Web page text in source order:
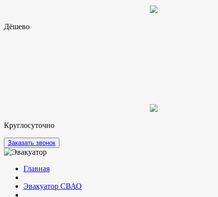
Дёшево
Круглосуточно
Заказать звонок
Главная
Эвакуатор СВАО